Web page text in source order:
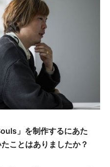
」を制作するにあた
ことはありましたか？